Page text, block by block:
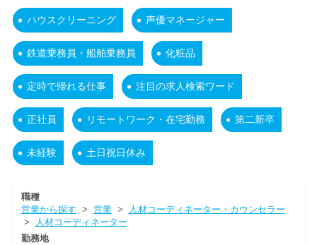
ハウスクリーニング 声優マネージャー
鉄道乗務員・船舶乗務員 化粧品
定時で帰れる仕事 注目の求人検索ワード
正社員 リモートワーク・在宅勤務 第二新卒
未経験 土日祝日休み
職種
営業から探す > 営業>
人材コーディネーター・カウンセラー
>
人材コーディネーター
勤務地